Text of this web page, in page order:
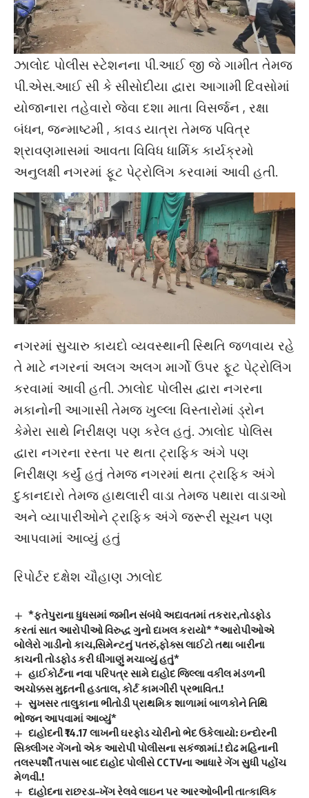
ઝાલોદ પોલીસ સ્ટેશનના પી.આઈ જી જે ગામીત તેમજ
પી.એસ.આઈ સી કે સીસોદીયા દ્વારા આગામી દિવસોમાં
યોજાનારા તહેવારો જેવા દશા માતા વિસર્જન , રક્ષા
બંધન, જન્માષ્ટમી , કાવડ યાત્રા તેમજ પવિત્ર
શ્રાવણમાસમાં આવતા વિવિધ ધાર્મિક કાર્યક્રમો
અનુલક્ષી નગરમાં ફૂટ પેટ્રોલિંગ કરવામાં આવી હતી.
નગરમાં સુચારુ કાયદો વ્યવસ્થાની સ્થિતિ જળવાય રહે
તે માટે નગરનાં અલગ અલગ માર્ગો ઉપર ફૂટ પેટ્રોલિંગ
કરવામાં આવી હતી. ઝાલોદ પોલીસ દ્વારા નગરના
મકાનોની આગાસી તેમજ ખુલ્લા વિસ્તારોમાં ડ્રોન
કેમેરા સાથે નિરીક્ષણ પણ કરેલ હતું. ઝાલોદ પોલિસ
દ્વારા નગરના રસ્તા પર થતા ટ્રાફિક અંગે પણ
નિરીક્ષણ કર્યું હતું તેમજ નગરમાં થતા ટ્રાફિક અંગે
દુકાનદારો તેમજ હાથલારી વાડા તેમજ પથારા વાડાઓ
અને વ્યાપારીઓને ટ્રાફિક અંગે જરૂરી સૂચન પણ
આપવામાં આવ્યું હતું
રિપોર્ટર દક્ષેશ ચૌહાણ ઝાલોદ
*ફતેપુરાના ધુધસમાં જમીન સંબંધે અદાવતમાં તકરાર,તોડફોડ
કરતાં સાત આરોપીઓ વિરુદ્ધ ગુનો દાખલ કરાયો* *આરોપીઓએ
બોલેરો ગાડીનો કાચ,સિમેન્ટનું પતરું,ફોક્સ લાઈટો તથા બારીના
કાચની તોડફોડ કરી ધીંગાણું મચાવ્યું હતું*
હાઈકોર્ટના નવા પરિપત્ર સામે દાહોદ જિલ્લા વકીલ મંડળની
અચોક્કસ મુદ્દતની હડતાલ, કોર્ટ કામગીરી પ્રભાવિત.!
સુખસર તાલુકાના ભીતોડી પ્રાથમિક શાળામાં બાળકોને તિથિ
ભોજન આપવામાં આવ્યું*
દાહોદની ₹14.17 લાખની ઘરફોડ ચોરીનો ભેદ ઉકેલાયો: ઇન્દોરની
સિક્લીગર ગેંગનો એક આરોપી પોલીસના સકંજામાં.! દોઢ મહિનાની
તલસ્પર્શી તપાસ બાદ દાહોદ પોલીસે CCTVના આધારે ગેંગ સુધી પહોંચ
મેળવી.!
દાહોદના રાછરડા–ખેંગ રેલવે લાઇન પર આરઓબીની તાત્કાલિક